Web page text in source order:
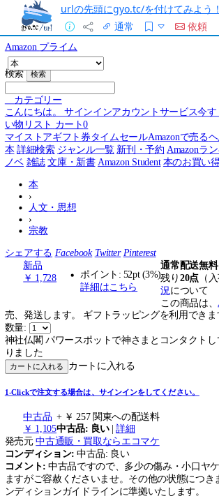
urlの先頭にgyo.tc/を付けてみよう！
通常
依頼